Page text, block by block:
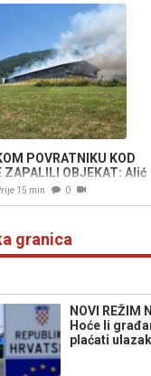
POVRATNIKU KOD
ZAPALILI OBJEKAT: Alić
koji traje godinama
15 min 0
granica
NOVI REŽIM
Hoće li
plaćati